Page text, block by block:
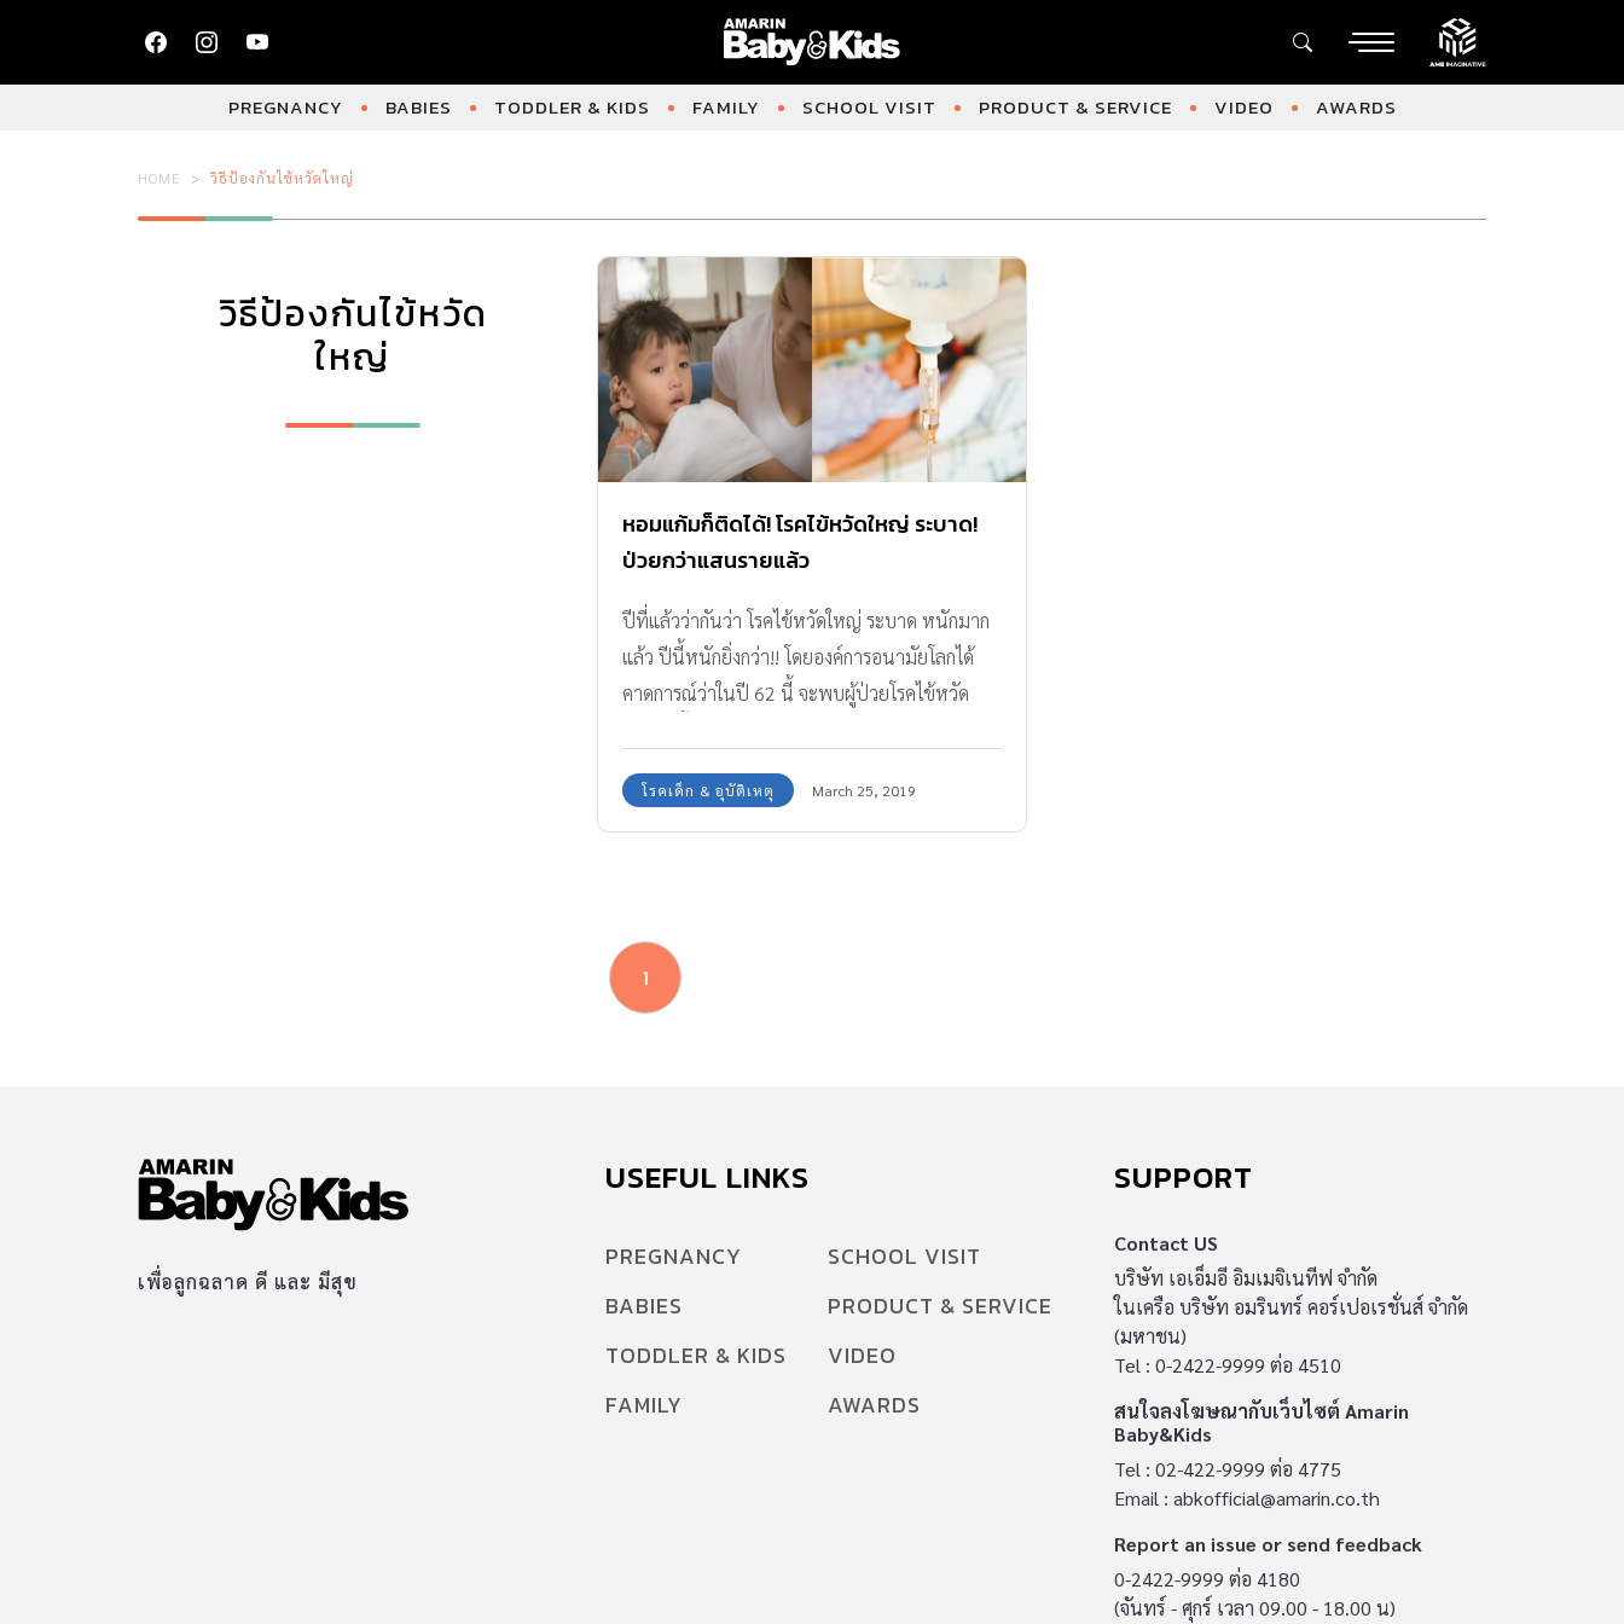
PREGNANCY BABIES TODDLER & KIDS FAMILY SCHOOL VISIT PRODUCT & SERVICE VIDEO AWARDS
HOME วิธีป้องกันไข้หวัดใหญ่
วิธีป้องกันไข้หวัด
ใหญ่
หอมแก้มก็ติดได้! โรคไข้หวัดใหญ่ ระบาด!
ป่วยกว่าแสนรายแล้ว
ปีที่แล้วว่ากันว่า โรคไข้หวัดใหญ่ ระบาด หนักมาก
แล้ว ปีนี้หนักยิ่งกว่า!! โดยองค์การอนามัยโลกได้
คาดการณ์ว่าในปี 62 นี้ จะพบผู้ป่วยโรคไข้หวัด
โรคเด็ก & อุบัติเหตุ March 25, 2019
1
เพื่อลูกฉลาด ดี และ มีสุข
USEFUL LINKS
PREGNANCY
BABIES
TODDLER & KIDS
FAMILY
SCHOOL VISIT
PRODUCT & SERVICE
VIDEO
AWARDS
SUPPORT
Contact US
บริษัท เอเอ็มอี อิมเมจิเนทีฟ จำกัด
ในเครือ บริษัท อมรินทร์ คอร์เปอเรชั่นส์ จำกัด
(มหาชน)
Tel : 0-2422-9999 ต่อ 4510
สนใจลงโฆษณากับเว็บไซต์ Amarin
Baby&Kids
Tel : 02-422-9999 ต่อ 4775
Email : abkofficial@amarin.co.th
Report an issue or send feedback
0-2422-9999 ต่อ 4180
(จันทร์ - ศุกร์ เวลา 09.00 - 18.00 น)